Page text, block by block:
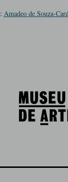
Amadeo de Souza-